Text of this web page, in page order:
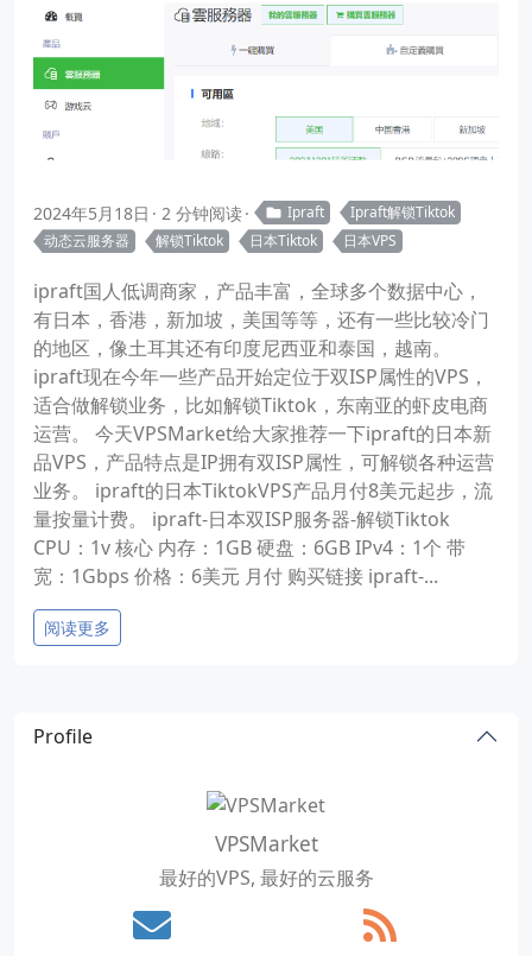
2024年5月18日 2 分钟阅读 Ipraft
Ipraft解锁Tiktok
动态云服务器
解锁Tiktok 日本Tiktok 日本VPS
ipraft国人低调商家，产品丰富，全球多个数据中心，
有日本，香港，新加坡，美国等等，还有一些比较冷门
的地区，像土耳其还有印度尼西亚和泰国，越南。
ipraft现在今年一些产品开始定位于双ISP属性的VPS，
适合做解锁业务，比如解锁Tiktok，东南亚的虾皮电商
运营。 今天VPSMarket给大家推荐一下ipraft的日本新
品VPS，产品特点是IP拥有双ISP属性，可解锁各种运营
业务。 ipraft的日本TiktokVPS产品月付8美元起步，流
量按量计费。 ipraft-日本双ISP服务器-解锁Tiktok
CPU：1v 核心 内存：1GB 硬盘：6GB IPv4：1个 带
宽：1Gbps 价格：6美元 月付 购买链接 ipraft-...
阅读更多
Profile
VPSMarket
最好的VPS, 最好的云服务